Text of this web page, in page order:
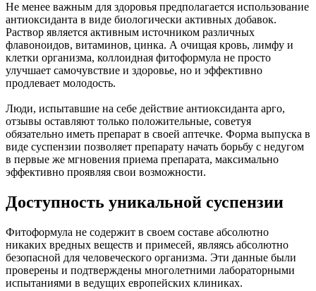
Не менее важным для здоровья предполагается использование
антиоксиданта в виде биологически активных добавок.
Раствор является активным источником различных
флавоноидов, витаминов, цинка. А очищая кровь, лимфу и
клетки организма, коллоидная фитоформула не просто
улучшает самочувствие и здоровье, но и эффективно
продлевает молодость.
Люди, испытавшие на себе действие антиоксиданта арго,
отзывы оставляют только положительные, советуя
обязательно иметь препарат в своей аптечке. Форма выпуска в
виде суспензии позволяет препарату начать борьбу с недугом
в первые же мгновения приема препарата, максимально
эффективно проявляя свои возможности.
Доступность уникальной суспензии
Фитоформула не содержит в своем составе абсолютно
никаких вредных веществ и примесей, являясь абсолютно
безопасной для человеческого организма. Эти данные были
проверены и подтверждены многолетними лабораторными
испытаниями в ведущих европейских клиниках.